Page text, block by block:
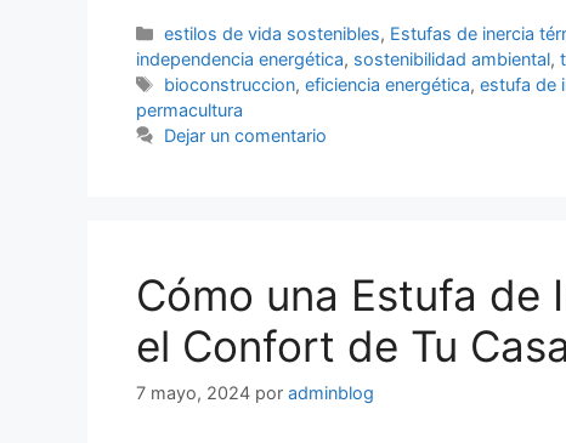
estilos de vida sostenibles, Estufas de inercia
independencia energética, sostenibilidad ambiental,
bioconstruccion,eficiencia energética,estufa de
permacultura
Dejar un comentario
Cómo una Estufa de
el Confort de Tu Casa
7 mayo, 2024 por adminblog